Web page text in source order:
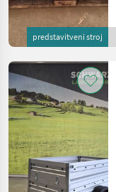
predstavitveni stroj